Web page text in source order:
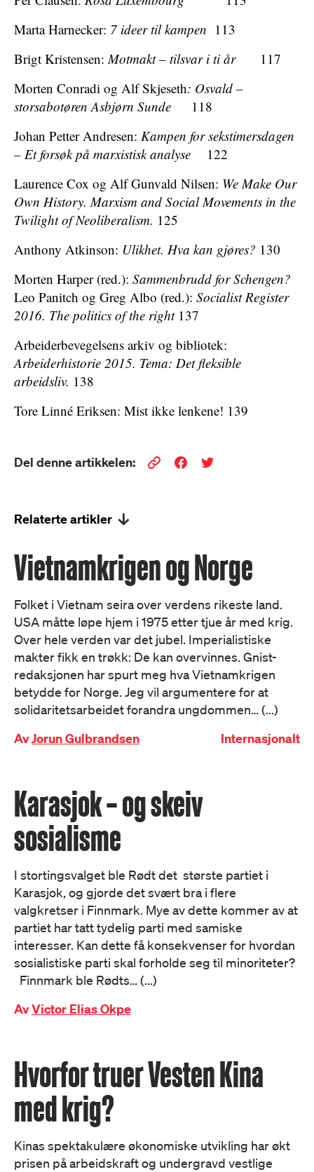
Marta Harnecker: 7 ideer til kampen 113
Brigt Kristensen:Motmakt – tilsvar i ti år117
Morten Conradi og Alf Skjeseth: Osvald –
storsabotøren Asbjørn Sunde 118
Johan Petter Andresen: Kampen for sekstimersdagen
– Et forsøk på marxistisk analyse 122
Laurence Cox og Alf Gunvald Nilsen: We Make Our
Own History. Marxism and Social Movements in the
Twilight of Neoliberalism. 125
Anthony Atkinson: Ulikhet. Hva kan gjøres? 130
Morten Harper (red.): Sammenbrudd for Schengen?
Leo Panitch og Greg Albo (red.): Socialist Register
2016. The politics of the right 137
Arbeiderbevegelsens arkiv og bibliotek:
Arbeiderhistorie 2015. Tema: Det fleksible
arbeidsliv. 138
Tore Linné Eriksen: Mist ikke lenkene! 139
Del denne artikkelen:
Relaterte artikler
Vietnamkrigen og Norge
Folket i Vietnam seira over verdens rikeste land.
USA måtte løpe hjem i 1975 etter tjue år med krig.
Over hele verden var det jubel. Imperialistiske
makter fikk en trøkk: De kan overvinnes. Gnist-
redaksjonen har spurt meg hva Vietnamkrigen
betydde for Norge. Jeg vil argumentere for at
solidaritetsarbeidet forandra ungdommen… (...)
AvJorun Gulbrandsen Internasjonalt
Karasjok – og skeiv
sosialisme
I stortingsvalget ble Rødt det største partiet i
Karasjok, og gjorde det svært bra i flere
valgkretser i Finnmark. Mye av dette kommer av at
partiet har tatt tydelig parti med samiske
interesser. Kan dette få konsekvenser for hvordan
sosialistiske parti skal forholde seg til minoriteter?
Finnmark ble Rødts… (...)
AvVictor Elias Okpe
Hvorfor truer Vesten Kina
med krig?
Kinas spektakulære økonomiske utvikling har økt
prisen på arbeidskraft og undergravd vestlige